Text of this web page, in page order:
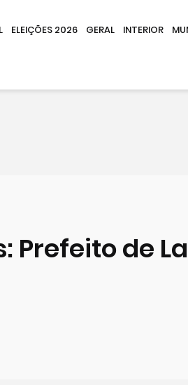
ELEIÇÕES 2026 GERAL INTERIOR
Prefeito de